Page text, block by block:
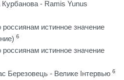
- Ramis Yunus
истинное значение
6
истинное значение
Березовець - Велике Інтервью 6